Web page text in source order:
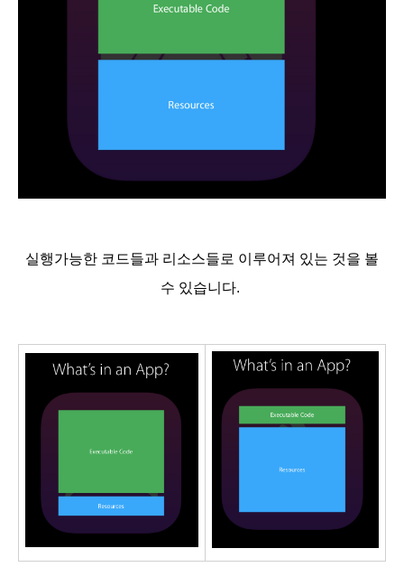
실행가능한 코드들과 리소스들로 이루어져 있는 것을 볼
수 있습니다.